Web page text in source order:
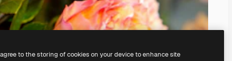
to the storing of cookies on your device to enhance site